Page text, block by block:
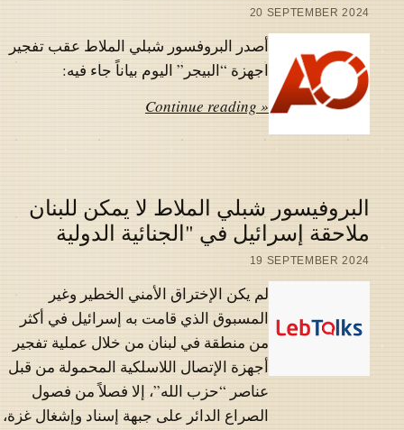
20 SEPTEMBER 2024
أصدر البروفسور شبلي الملاط عقب تفجير
اجهزة “البيجر” اليوم بياناً جاء فيه:
Continue reading »
البروفيسور شبلي الملاط لا يمكن للبنان
ملاحقة إسرائيل في "الجنائية الدولية
19 SEPTEMBER 2024
لم يكن الإختراق الأمني الخطير وغير
المسبوق الذي قامت به إسرائيل في أكثر
من منطقة في لبنان من خلال عملية تفجير
أجهزة الإتصال اللاسلكية المحمولة من قبل
عناصر “حزب الله”، إلا فصلاً من فصول
الصراع الدائر على جبهة إسناد وإشغال غزة،